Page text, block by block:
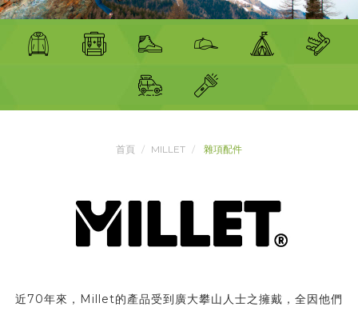
首頁 MILLET 雜項配件
近70年來，Millet的產品受到廣大攀山人士之擁戴，全因他們